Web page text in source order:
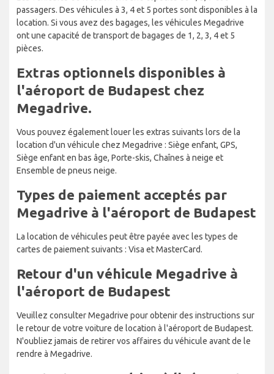
passagers. Des véhicules à 3, 4 et 5 portes sont disponibles à la
location. Si vous avez des bagages, les véhicules Megadrive
ont une capacité de transport de bagages de 1, 2, 3, 4 et 5
pièces.
Extras optionnels disponibles à
l'aéroport de Budapest chez
Megadrive.
Vous pouvez également louer les extras suivants lors de la
location d'un véhicule chez Megadrive : Siège enfant, GPS,
Siège enfant en bas âge, Porte-skis, Chaînes à neige et
Ensemble de pneus neige.
Types de paiement acceptés par
Megadrive à l'aéroport de Budapest
La location de véhicules peut être payée avec les types de
cartes de paiement suivants : Visa et MasterCard.
Retour d'un véhicule Megadrive à
l'aéroport de Budapest
Veuillez consulter Megadrive pour obtenir des instructions sur
le retour de votre voiture de location à l'aéroport de Budapest.
N'oubliez jamais de retirer vos affaires du véhicule avant de le
rendre à Megadrive.